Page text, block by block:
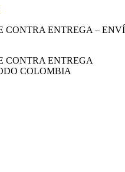
CONTRA ENTREGA –
CONTRA ENTREGA
COLOMBIA